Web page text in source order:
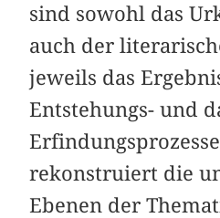
sind sowohl das
auch der
jeweils das
Entstehungs- und
rekonstruiert die
Ebenen der